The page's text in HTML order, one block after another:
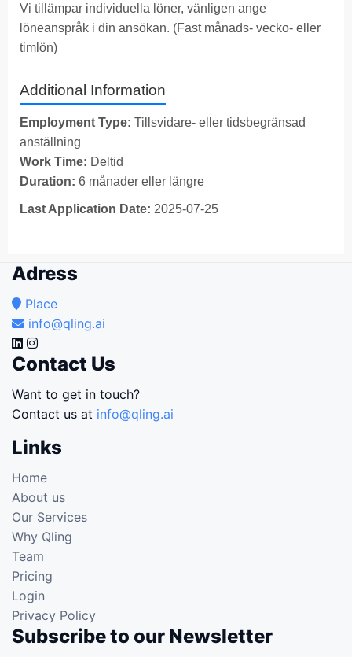
Vi tillämpar individuella löner, vänligen ange
löneanspråk i din ansökan. (Fast månads- vecko- eller
timlön)
Additional Information
Employment Type: Tillsvidare- eller tidsbegränsad
anställning
Work Time: Deltid
Duration: 6 månader eller längre
Last Application Date: 2025-07-25
Adress
Place
info@qling.ai
Contact Us
Want to get in touch?
Contact us at info@qling.ai
Links
Home
About us
Our Services
Why Qling
Team
Pricing
Login
Privacy Policy
Subscribe to our Newsletter